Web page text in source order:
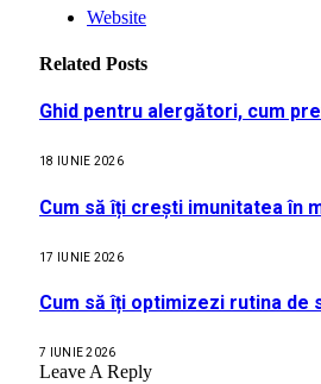
Website
Related Posts
Ghid pentru alergători, cum
18 IUNIE 2026
Cum să îți crești imunitatea în
17 IUNIE 2026
Cum să îți optimizezi rutina de
7 IUNIE 2026
Leave A Reply